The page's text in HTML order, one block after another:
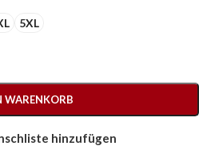
5XL
WARENKORB
hinzufügen